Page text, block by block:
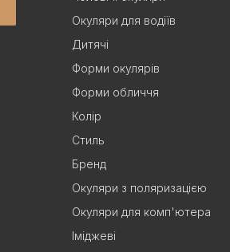
Окуляри для водіїв
Дитячі
Форми окулярів
Форми обличчя
Колір
Стиль
Бренд
Окуляри з поляризацією
Окуляри для комп'ютера
Іміджеві